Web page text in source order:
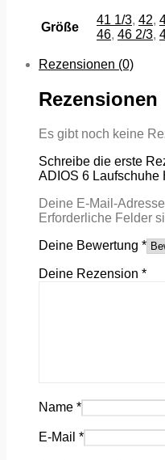
Größe
41 1/3, 42,
46, 46 2/3,
Rezensionen (0)
Rezensionen
Es gibt noch keine
Schreibe die erste
ADIOS 6 Laufschuhe
Deine E-Mail-
Erforderliche Felder
Deine Bewertung *
Deine Rezension *
Name *
E-Mail *